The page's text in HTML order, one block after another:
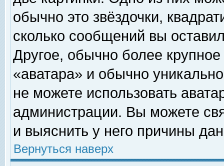
обычно это звёздочки,
сколько сообщений вы
Другое, обычно более
«аватара» и обычно
не можете использовать
администрации. Вы можете
и выяснить у него причины
Вернуться наверх